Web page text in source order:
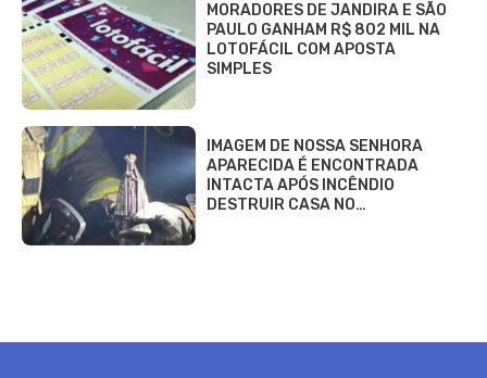
MORADORES DE JANDIRA E SÃO
PAULO GANHAM R$ 802 MIL NA
LOTOFÁCIL COM APOSTA
SIMPLES
IMAGEM DE NOSSA SENHORA
APARECIDA É ENCONTRADA
INTACTA APÓS INCÊNDIO
DESTRUIR CASA NO…